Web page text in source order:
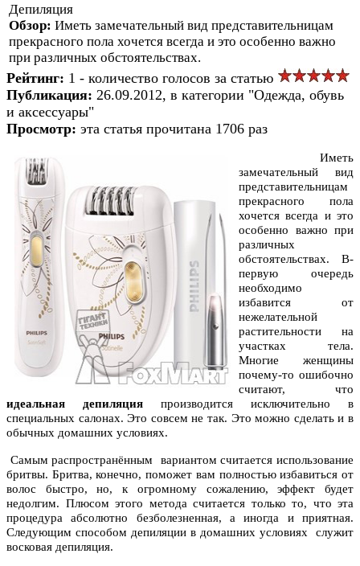
Депиляция
Обзор: Иметь замечательный вид представительницам
прекрасного пола хочется всегда и это особенно важно
при различных обстоятельствах.
Рейтинг: 1 - количество голосов за статью
Публикация: 26.09.2012, в категории "Одежда, обувь
и аксессуары"
Просмотр: эта статья прочитана 1706 раз
Иметь
замечательный вид
представительницам
прекрасного пола
хочется всегда и это
особенно важно при
различных
обстоятельствах. В-
первую очередь
необходимо
избавится от
нежелательной
растительности на
участках тела.
Многие женщины
почему-то ошибочно
считают, что
идеальная депиляция производится исключительно в
специальных салонах. Это совсем не так. Это можно сделать и в
обычных домашних условиях.
Самым распространённым вариантом считается использование
бритвы. Бритва, конечно, поможет вам полностью избавиться от
волос быстро, но, к огромному сожалению, эффект будет
недолгим. Плюсом этого метода считается только то, что эта
процедура абсолютно безболезненная, а иногда и приятная.
Следующим способом депиляции в домашних условиях служит
восковая депиляция.